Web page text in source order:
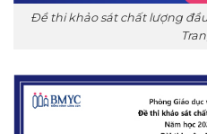
Đề thi khảo sát chất lượng